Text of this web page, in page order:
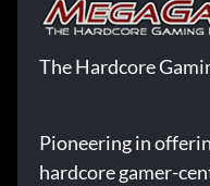
The Hardcore
Pioneering in
hardcore gamer-